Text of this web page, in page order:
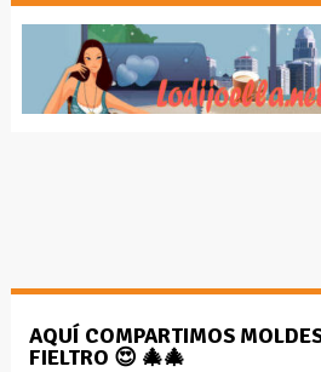
AQUÍ COMPARTIMOS
FIELTRO 😍 🎄🎄